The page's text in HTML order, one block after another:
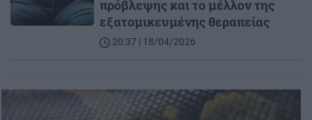
πρόβλεψης και το μέλλον της
εξατομικευμένης θεραπείας
20:37 | 18/04/2026